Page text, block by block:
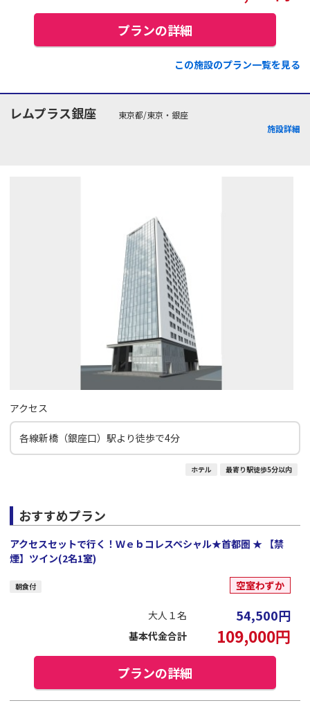
プランの詳細
この施設のプラン一覧を見る
レムプラス銀座
東京都/東京・銀座
施設詳細
アクセス
各線新橋（銀座口）駅より徒歩で4分
ホテル 最寄り駅徒歩5分以内
おすすめプラン
アクセスセットで行く！Ｗｅｂコレスペシャル★首都圏 ★ 【禁
煙】ツイン(2名1室)
朝食付 空室わずか
大人１名 54,500円
基本代金合計 109,000円
プランの詳細